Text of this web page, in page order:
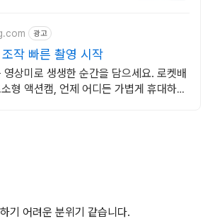
광고
작 빠른 촬영 시작
영상미로 생생한 순간을 담으세요. 로켓배
형 액션캠, 언제 어디든 가볍게 휴대하며
기 어려운 분위기 같습니다.